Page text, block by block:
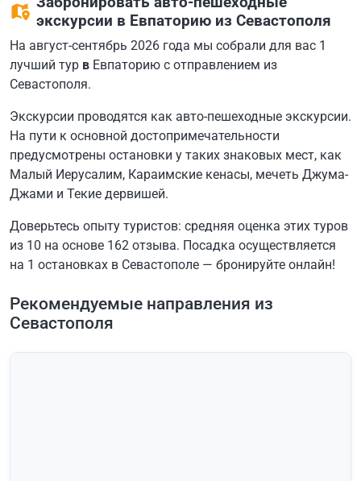
экскурсии в Евпаторию из Севастополя
На август-сентябрь 2026 года мы собрали для вас 1
лучший тур в Евпаторию с отправлением из
Севастополя.
Экскурсии проводятся как авто-пешеходные экскурсии.
На пути к основной достопримечательности
предусмотрены остановки у таких знаковых мест, как
Малый Иерусалим, Караимские кенасы, мечеть Джума-
Джами и Текие дервишей.
Доверьтесь опыту туристов: средняя оценка этих туров
из 10 на основе 162 отзыва. Посадка осуществляется
на 1 остановках в Севастополе — бронируйте онлайн!
Рекомендуемые направления из
Севастополя